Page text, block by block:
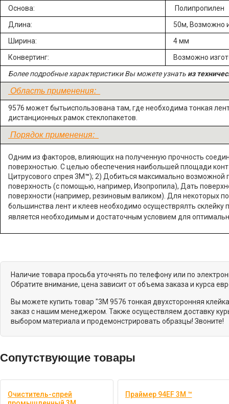
Основа:
Полипропилен
Длина:
50м, Возможно
Ширина:
4 мм
Конвертинг:
Возможно
Более подробные характеристики Вы можете узнать из
Область применения:
9576 может бытьиспользована там, где необходима тонкая
дистанционных рамок стеклопакетов.
Порядок применения:
Одним из факторов, влияющих на полученную прочность
поверхностью. С целью обеспечения наибольшей площади
Цитрусового спрея 3М™); 2) Добиться максимально возможной
поверхность (с помощью, например, Изопропила), Дать
поверхности (например, резиновым валиком). Для некоторых
большинства лент и клеев необходимо осуществрялть
является необходимым и достаточным условием для
Наличие товара просьба уточнять по телефону или по
Обратите внимание, цена зависит от объема заказа и курса
Вы можете купить товар "3M 9576 тонкая двухсторонняя
заказ с нашим менеджером. Также осуществляем доставку
выбором материала и продемонстрировать образцы! Звоните!
Сопутствующие товары
Очиститель-спрей
Праймер 94EF 3М ™